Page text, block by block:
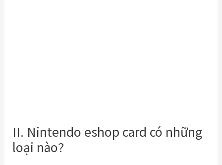
II. Nintendo eshop card có những
loại nào?